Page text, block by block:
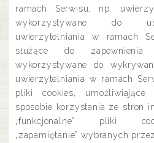
ramach Serwisu, np.
wykorzystywane do
uwierzytelniania w ramach
służące do zapewnienia
wykorzystywane do
uwierzytelniania w ramach
pliki cookies,
sposobie korzystania ze stron
„funkcjonalne” pliki
„zapamiętanie” wybranych